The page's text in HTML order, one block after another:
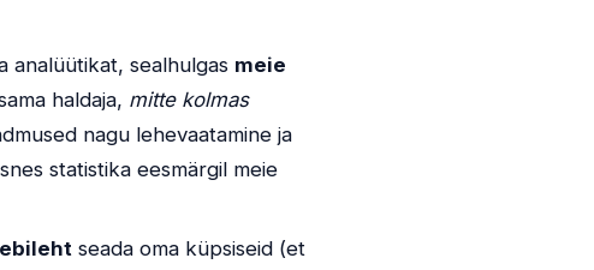
analüütikat, sealhulgas meie
haldaja, mitte kolmas
nagu lehevaatamine ja
statistika eesmärgil meie
seada oma küpsiseid (et